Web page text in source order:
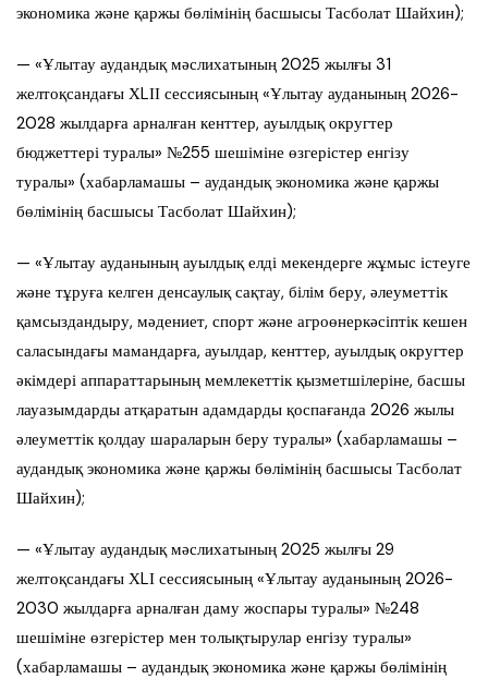
экономика және қаржы бөлімінің басшысы Тасболат Шайхин);
— «Ұлытау аудандық мәслихатының 2025 жылғы 31
желтоқсандағы ХLІІ сессиясының «Ұлытау ауданының 2026-
2028 жылдарға арналған кенттер, ауылдық округтер
бюджеттері туралы» №255 шешіміне өзгерістер енгізу
туралы» (хабарламашы – аудандық экономика және қаржы
бөлімінің басшысы Тасболат Шайхин);
— «Ұлытау ауданының ауылдық елді мекендерге жұмыс істеуге
және тұруға келген денсаулық сақтау, білім беру, әлеуметтік
қамсыздандыру, мәдениет, спорт және агроөнеркәсіптік кешен
саласындағы мамандарға, ауылдар, кенттер, ауылдық округтер
әкімдері аппараттарының мемлекеттік қызметшілеріне, басшы
лауазымдарды атқаратын адамдарды қоспағанда 2026 жылы
әлеуметтік қолдау шараларын беру туралы» (хабарламашы –
аудандық экономика және қаржы бөлімінің басшысы Тасболат
Шайхин);
— «Ұлытау аудандық мәслихатының 2025 жылғы 29
желтоқсандағы ХLІ сессиясының «Ұлытау ауданының 2026-
2030 жылдарға арналған даму жоспары туралы» №248
шешіміне өзгерістер мен толықтырулар енгізу туралы»
(хабарламашы – аудандық экономика және қаржы бөлімінің